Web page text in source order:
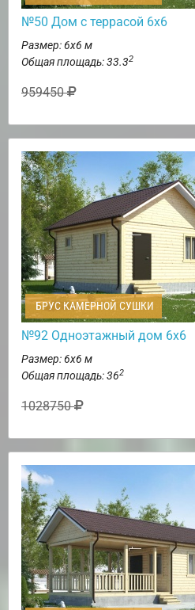
№50 Дом с террасой 6х6
Размер: 6х6 м
Общая площадь: 33.32
959450
БРУС КАМЕРНОЙ СУШКИ
№92 Одноэтажный дом 6х6
Размер: 6х6 м
Общая площадь: 362
1028750